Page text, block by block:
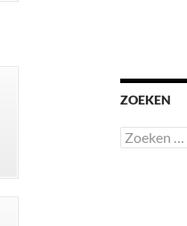
ZOEKEN
Zoeken
naar: